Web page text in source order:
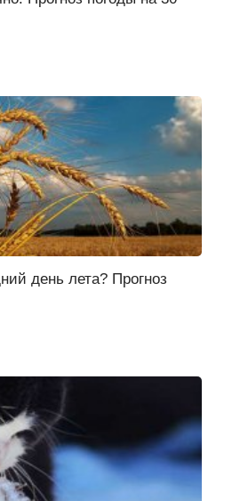
день лета? Прогноз